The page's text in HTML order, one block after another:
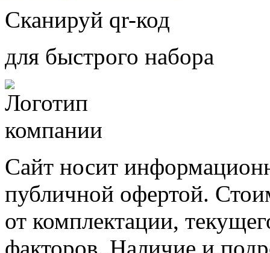
Сканируй qr-код
для быстрого набора
Сайт носит
публичной офертой.
от комплектации,